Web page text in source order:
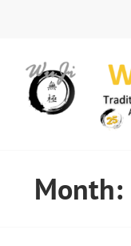
Month: